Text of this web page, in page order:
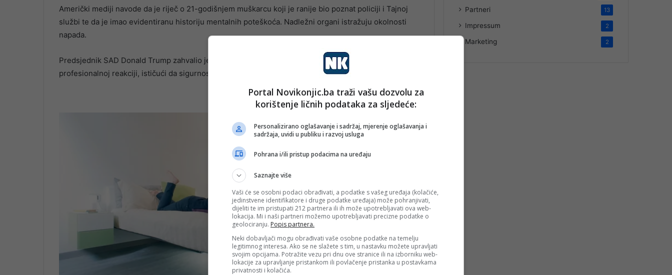
Američki mediji navode da je riječ o 21-godišnjem muškarcu koji je ranije bio poznat policiji i Tajnoj
službi te da je imao evidentiranu historiju mentalnih poteškoća. Nadležni organi istražuju okolnosti
napada.
Predsjednik SAD Donald Trump zahvalio je pripadnicima Tajne službe na, kako je naveo, brzoj i
profesionalnoj reakciji, ističući da sigurnost Bijele kuće ostaje prioritet.
Partneri 13
Impressum 2
Marketing 2
Portal Novikonjic.ba traži vašu dozvolu za
korištenje ličnih podataka za sljedeće:
Personalizirano oglašavanje i sadržaj, mjerenje oglašavanja i
sadržaja, uvidi u publiku i razvoj usluga
Pohrana i/ili pristup podacima na uređaju
Saznajte više
Vaši će se osobni podaci obrađivati, a podatke s vašeg uređaja (kolačiće,
jedinstvene identifikatore i druge podatke uređaja) može pohranjivati,
dijeliti te im pristupati 212 partnera ili ih može upotrebljavati ova web-
lokacija. Mi i naši partneri možemo upotrebljavati precizne podatke o
geolociranju. Popis partnera.
Neki dobavljači mogu obrađivati vaše osobne podatke na temelju
legitimnog interesa. Ako se ne slažete s tim, u nastavku možete upravljati
svojim opcijama. Potražite vezu pri dnu ove stranice ili na izborniku web-
lokacije za upravljanje pristankom ili povlačenje pristanka u postavkama
privatnosti i kolačića.